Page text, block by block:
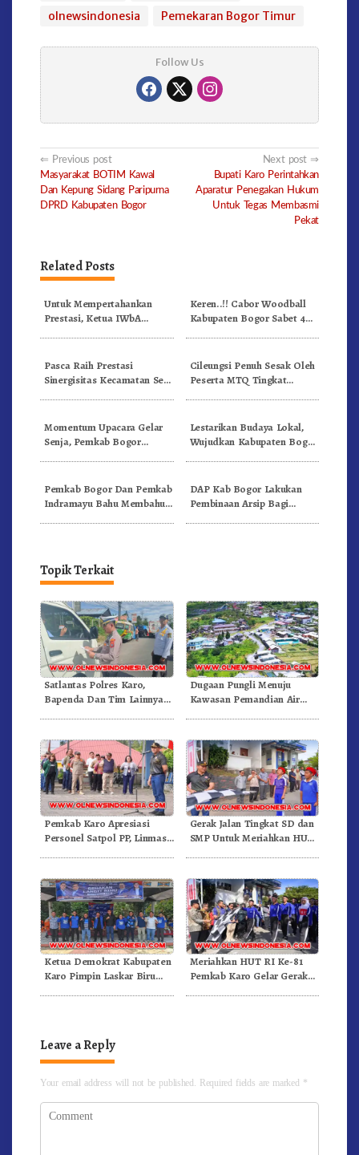
olnewsindonesia
Pemekaran Bogor Timur
Follow Us
Post
navigation
Previous post
Masyarakat BOTIM Kawal
Dan Kepung Sidang Paripurna
DPRD Kabupaten Bogor
Next post
Bupati Karo Perintahkan
Aparatur Penegakan Hukum
Untuk Tegas Membasmi
Pekat
Related Posts
Untuk Mempertahankan
Prestasi, Ketua IWbA
Memenuhi Standar
Keren..!! Cabor Woodball
Kabupaten Bogor Sabet 4
Pasca Raih Prestasi
Sinergisitas Kecamatan Se-
Cileungsi Penuh Sesak Oleh
Peserta MTQ Tingkat
Momentum Upacara Gelar
Senja, Pemkab Bogor
Tanah Air
Lestarikan Budaya Lokal,
Wujudkan Kabupaten Bogor
Pemkab Bogor Dan Pemkab
Indramayu Bahu Membahu
DAP Kab Bogor Lakukan
Pembinaan Arsip Bagi
Topik Terkait
Satlantas Polres Karo,
Bapenda Dan Tim Lainnya
Dugaan Pungli Menuju
Kawasan Pemandian Air
Pemkab Karo Apresiasi
Personel Satpol PP, Linmas,
Gerak Jalan Tingkat SD dan
SMP Untuk Meriahkan HUT
Ketua Demokrat Kabupaten
Karo Pimpin Laskar Biru
Meriahkan HUT RI Ke-81
Pemkab Karo Gelar Gerak
Leave a Reply
Your email address will not be published. Required fields are marked *